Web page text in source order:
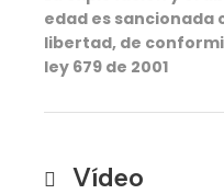
edad es sancionada
libertad, de
ley 679 de 2001
Vídeo